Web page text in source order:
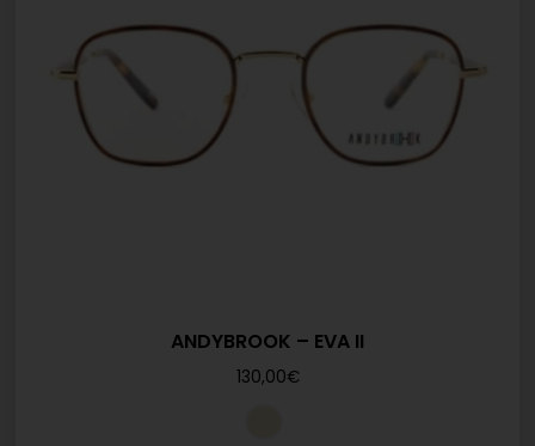
ANDYBROOK – EVA II
130,00€